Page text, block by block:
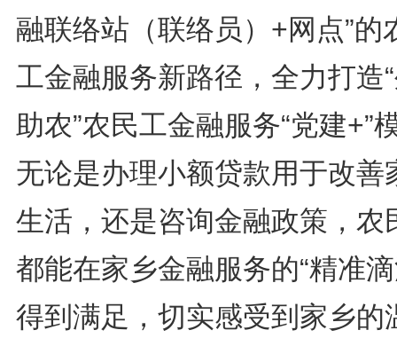
融联络站（联络员）+网点”的
工金融服务新路径，全力打造
助农”农民工金融服务“党建+”
无论是办理小额贷款用于改善
生活，还是咨询金融政策，农
都能在家乡金融服务的“精准
得到满足，切实感受到家乡的